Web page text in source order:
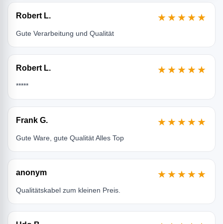
Robert L. ★★★★★
Gute Verarbeitung und Qualität
Robert L. ★★★★★
*****
Frank G. ★★★★★
Gute Ware, gute Qualität Alles Top
anonym ★★★★★
Qualitätskabel zum kleinen Preis.